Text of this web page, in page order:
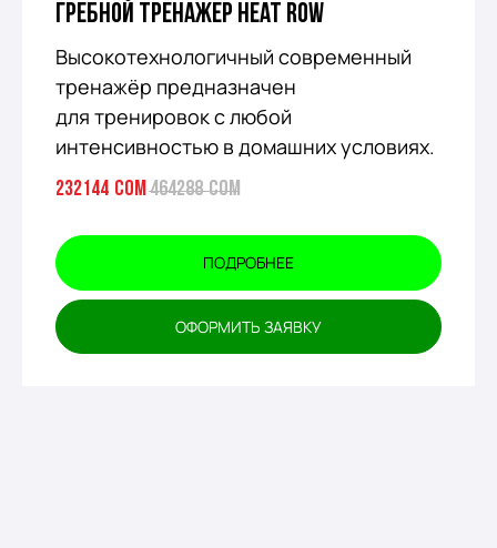
Гребной тренажер Heat Row
Высокотехнологичный современный
тренажёр предназначен
для тренировок с любой
интенсивностью в домашних условиях.
232144 сом464288 сом
ПОДРОБНЕЕ
ОФОРМИТЬ ЗАЯВКУ